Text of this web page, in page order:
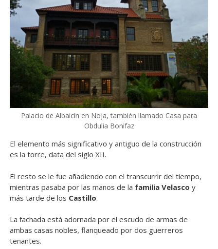
Palacio de Albaicín en Noja, también llamado Casa para
Obdulia Bonifaz
El elemento más significativo y antiguo de la construcción
es la torre, data del siglo XII.
El resto se le fue añadiendo con el transcurrir del tiempo,
mientras pasaba por las manos de la familia Velasco y
más tarde de los Castillo.
La fachada está adornada por el escudo de armas de
ambas casas nobles, flanqueado por dos guerreros
tenantes.